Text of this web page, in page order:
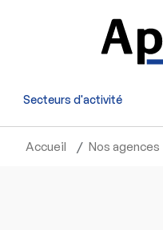
Secteurs d'activité
Accueil Nos agences